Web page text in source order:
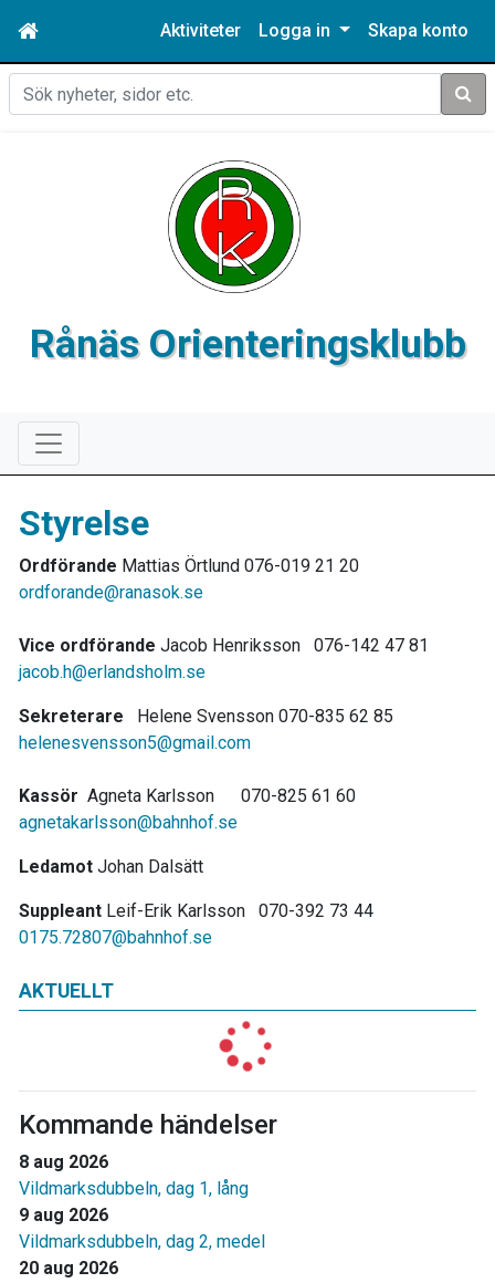
Aktiviteter Logga in Skapa konto
Sök
Rånäs Orienteringsklubb
AKTUELLT
Kommande händelser
8 aug 2026
Vildmarksdubbeln, dag 1, lång
9 aug 2026
Vildmarksdubbeln, dag 2, medel
20 aug 2026
Styrelse
Ordförande Mattias Örtlund 076-019 21 20
ordforande@ranasok.se
Vice ordförande Jacob Henriksson 076-142 47 81
jacob.h@erlandsholm.se
Sekreterare Helene Svensson 070-835 62 85
helenesvensson5@gmail.com
Kassör Agneta Karlsson 070-825 61 60
agnetakarlsson@bahnhof.se
Ledamot Johan Dalsätt
Suppleant Leif-Erik Karlsson 070-392 73 44
0175.72807@bahnhof.se